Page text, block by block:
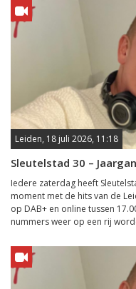
Leiden, 18 juli 2026, 11:18
Sleutelstad 30 –
Iedere zaterdag heeft
moment met de hits van de
op DAB+ en online tussen
nummers weer op een rij